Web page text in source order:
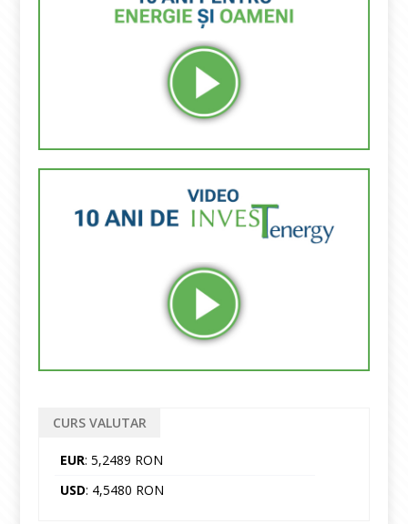
CURS VALUTAR
EUR: 5,2489 RON
USD: 4,5480 RON